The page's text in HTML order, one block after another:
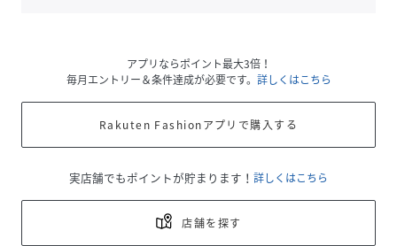
アプリならポイント最大3倍！
毎月エントリー＆条件達成が必要です。 詳しくはこちら
Rakuten Fashionアプリで購入する
実店舗でもポイントが貯まります！ 詳しくはこちら
店舗を探す